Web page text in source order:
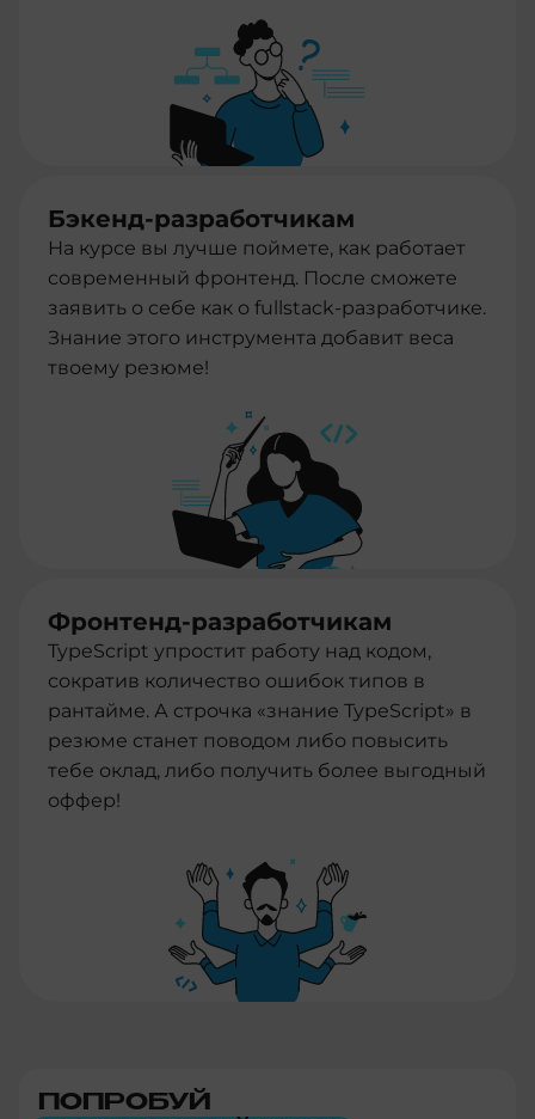
Бэкенд-разработчикам
На курсе вы лучше поймете, как работает
современный фронтенд. После сможете
заявить о себе как о fullstack-разработчике.
Знание этого инструмента добавит веса
твоему резюме!
Фронтенд-разработчикам
TypeScript упростит работу над кодом,
сократив количество ошибок типов в
рантайме. А строчка «знание TypeScript» в
резюме станет поводом либо повысить
тебе оклад, либо получить более выгодный
оффер!
ПОПРОБУЙ